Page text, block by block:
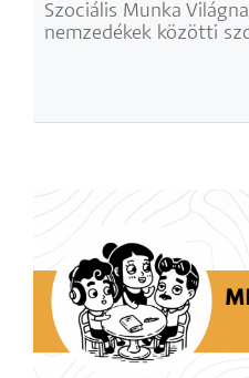
Szociális Munka
nemzedékek közötti